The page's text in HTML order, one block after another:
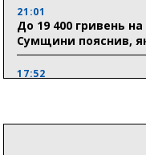
21:01
До 19 400 гривень
Сумщини пояснив,
17:52
Пенсійному фонді